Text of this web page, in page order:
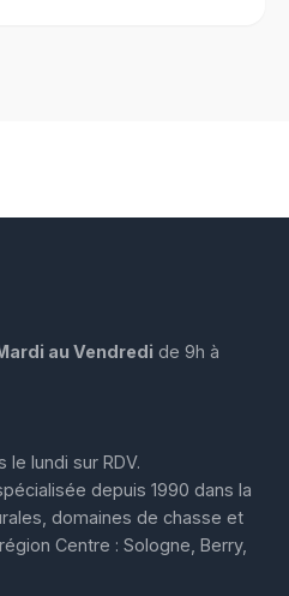
au Vendredi de 9h à
lundi sur RDV.
depuis 1990 dans la
domaines de chasse et
Centre : Sologne, Berry,